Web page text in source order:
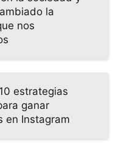
la
nos
estrategias
ganar
en Instagram